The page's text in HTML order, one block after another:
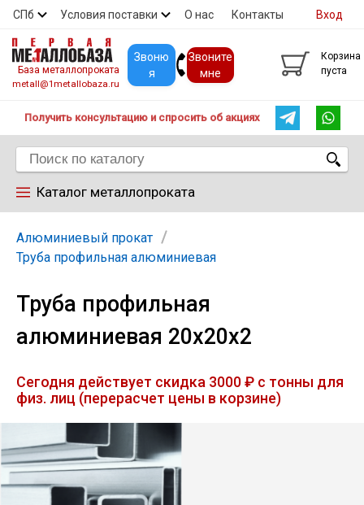
СПб Условия поставки О нас Контакты
Скидки Прайс Покупателям
Вход
База металлопроката
metall@1metallobaza.ru
Звоню
я
Звоните
мне
Корзина
пуста
Получить консультацию и спросить об акциях
Каталог металлопроката
Арматура
Труба
Лист
Уголок
Алюминиевый прокат
Труба профильная алюминиевая
Труба профильная
алюминиевая 20х20х2
Сегодня действует скидка 3000 ₽ с тонны для
физ. лиц (перерасчет цены в корзине)